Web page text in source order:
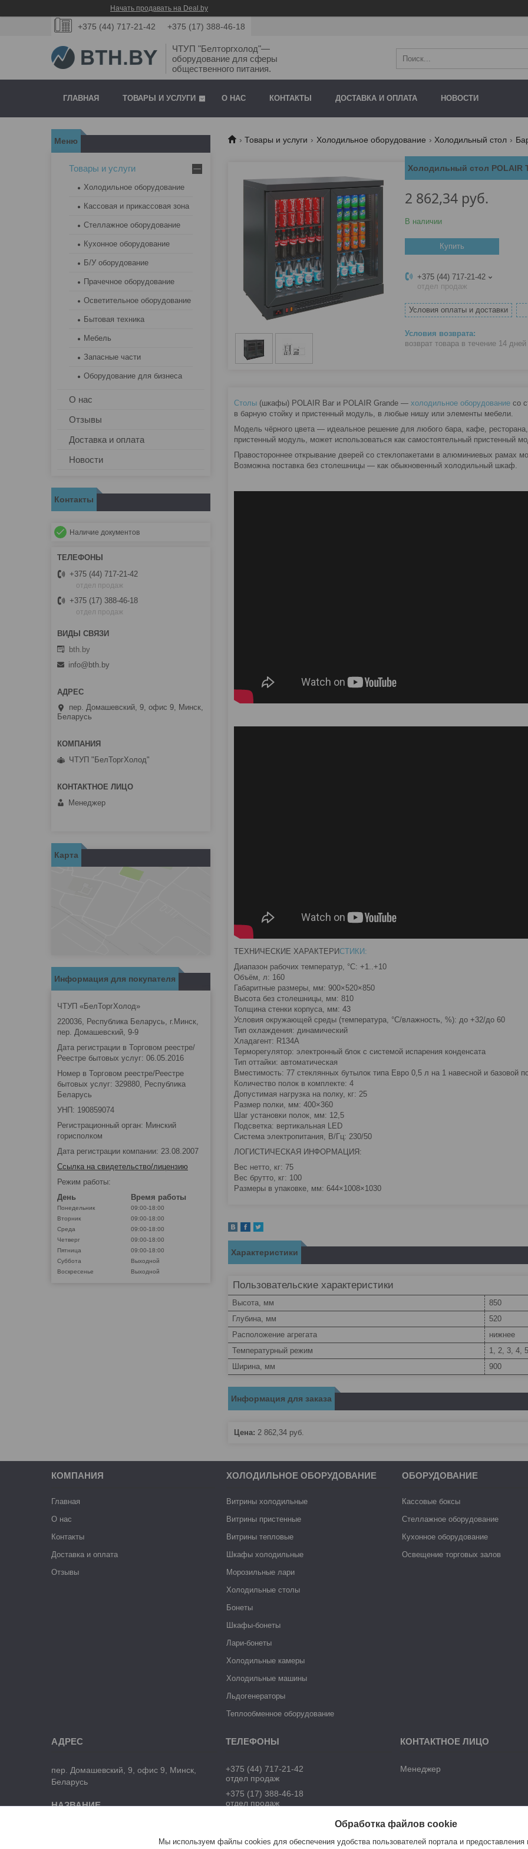
Начать продавать на Deal.by
+375 (44) 717-21-42 +375 (17) 388-46-18
ЧТУП "Белторгхолод"—
оборудование для сферы
общественного питания.
ГЛАВНАЯ ТОВАРЫ И УСЛУГИ О НАС КОНТАКТЫ ДОСТАВКА И ОПЛАТА НОВОСТИ
Товары и услуги Холодильное оборудование Холодильный стол
Холодильный стол POLAIR
2 862,34 руб.
В наличии
Купить
+375 (44) 717-21-42
отдел продаж
Условия оплаты и доставки
возврат товара в течение 14 дней
Столы (шкафы) POLAIR Bar и POLAIR Grande — холодильное оборудование со
в барную стойку и пристенный модуль, в любые нишу или элементы мебели.
Модель чёрного цвета — идеальное решение для любого бара, кафе,
пристенный модуль, может использоваться как самостоятельный пристенный
Правостороннее открывание дверей со стеклопакетами в алюминиевых рамах
Возможна поставка без столешницы — как обыкновенный холодильный шкаф.
ТЕХНИЧЕСКИЕ ХАРАКТЕРИСТИКИ:
Диапазон рабочих температур, °C: +1..+10
Объём, л: 160
Габаритные размеры, мм: 900×520×850
Высота без столешницы, мм: 810
Толщина стенки корпуса, мм: 43
Условия окружающей среды (температура, °C/влажность, %): до +32/до 60
Тип охлаждения: динамический
Хладагент: R134А
Терморегулятор: электронный блок с системой испарения конденсата
Тип оттайки: автоматическая
Вместимость: 77 стеклянных бутылок типа Евро 0,5 л на 1 навесной и базовой
Количество полок в комплекте: 4
Допустимая нагрузка на полку, кг: 25
Размер полки, мм: 400×360
Шаг установки полок, мм: 12,5
Подсветка: вертикальная LED
Система электропитания, В/Гц: 230/50
ЛОГИСТИЧЕСКАЯ ИНФОРМАЦИЯ:
Вес нетто, кг: 75
Вес брутто, кг: 100
Размеры в упаковке, мм: 644×1008×1030
Характеристики
Пользовательские характеристики
Высота, мм
850
Глубина, мм
520
Расположение агрегата
нижнее
Температурный режим
1, 2, 3, 4,
Ширина, мм
900
Информация для заказа
Цена: 2 862,34 руб.
Товары и услуги
Холодильное оборудование
Кассовая и прикассовая зона
Стеллажное оборудование
Кухонное оборудование
Б/У оборудование
Прачечное оборудование
Осветительное оборудование
Бытовая техника
Мебель
Запасные части
Оборудование для бизнеса
О нас
Отзывы
Доставка и оплата
Новости
Контакты
Наличие документов
+375 (44) 717-21-42
отдел продаж
+375 (17) 388-46-18
отдел продаж
bth.by
info@bth.by
пер. Домашевский, 9, офис 9, Минск,
Беларусь
ЧТУП "БелТоргХолод"
Менеджер
Карта
Информация для покупателя
ЧТУП «БелТоргХолод»
220036, Республика Беларусь, г.Минск,
пер. Домашевский, 9-9
Дата регистрации в Торговом реестре/
Реестре бытовых услуг: 06.05.2016
Номер в Торговом реестре/Реестре
бытовых услуг: 329880, Республика
Беларусь
УНП: 190859074
Регистрационный орган: Минский
горисполком
Дата регистрации компании: 23.08.2007
Ссылка на свидетельство/лицензию
Режим работы:
День
Время работы
Понедельник
09:00-18:00
Вторник
09:00-18:00
Среда
09:00-18:00
Четверг
09:00-18:00
Пятница
09:00-18:00
Суббота
Выходной
Воскресенье
Выходной
КОМПАНИЯ
Главная
О нас
Контакты
Доставка и оплата
Отзывы
ХОЛОДИЛЬНОЕ ОБОРУДОВАНИЕ
Витрины холодильные
Витрины пристенные
Витрины тепловые
Шкафы холодильные
Морозильные лари
Холодильные столы
Бонеты
Шкафы-бонеты
Лари-бонеты
Холодильные камеры
Холодильные машины
Льдогенераторы
Теплообменное оборудование
ОБОРУДОВАНИЕ
Кассовые боксы
Стеллажное оборудование
Кухонное оборудование
Освещение торговых залов
пер. Домашевский, 9, офис 9, Минск,
Беларусь
+375 (44) 717-21-42
отдел продаж
+375 (17) 388-46-18
отдел продаж
Менеджер
Обработка файлов cookie
Мы используем файлы cookies для обеспечения удобства пользователей портала и предоставления